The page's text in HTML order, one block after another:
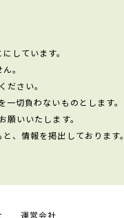
しています。
。
さい。
切負わないものとします。
いいたします。
、情報を掲出しております。
運営会社